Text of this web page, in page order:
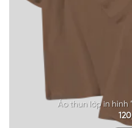
Áo thun lớp in hình